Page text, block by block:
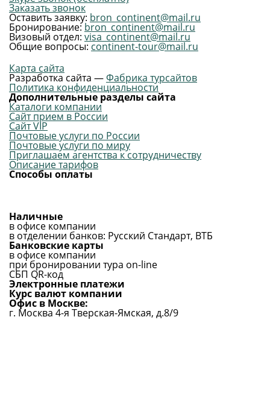
Заказать звонок
Оставить заявку: bron_continent@mail.ru
Бронирование:bron_continent@mail.ru
Визовый отдел: visa_continent@mail.ru
Общие вопросы: continent-tour@mail.ru
Карта сайта
Разработка сайта —Фабрика турсайтов
Политика конфиденциальности
Дополнительные разделы сайта
Каталоги компании
Сайт прием в России
Сайт VIP
Почтовые услуги по России
Почтовые услуги по миру
Приглашаем агентства к сотрудничеству
Описание тарифов
Способы оплаты
Наличные
в офисе компании
в отделении банков: Русский Стандарт, ВТБ
Банковские карты
в офисе компании
при бронировании тура on-line
СБП QR-код
Электронные платежи
Курс валют компании
Офис в Москве:
г. Москва 4-я Тверская-Ямская, д.8/9